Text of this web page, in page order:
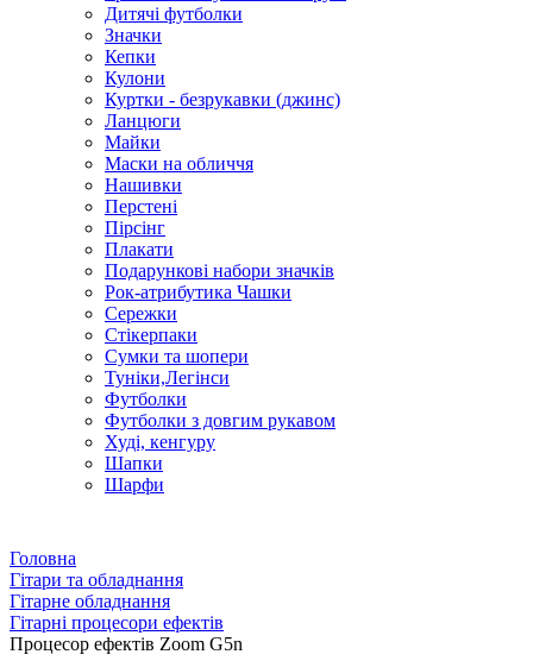
Дитячі футболки
Значки
Кепки
Кулони
Куртки - безрукавки (джинс)
Ланцюги
Майки
Маски на обличчя
Нашивки
Перстені
Пірсінг
Плакати
Подарункові набори значків
Рок-атрибутика Чашки
Сережки
Стікерпаки
Сумки та шопери
Туніки,Легінси
Футболки
Футболки з довгим рукавом
Худі, кенгуру
Шапки
Шарфи
Головна
Гітари та обладнання
Гітарне обладнання
Гітарні процесори ефектів
Процесор ефектів Zoom G5n